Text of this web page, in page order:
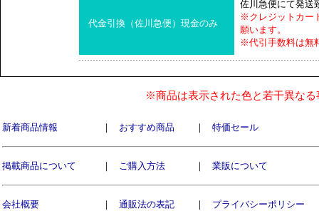
代金引換（佐川急便）現金のみ
佐川急便にて発送
※クレジットカー
願います。
※代引手数料は無
※商品は表示された色と若干異な
新着商品情報 ｜ おすすめ商品 ｜ 特価セール
掲載商品について ｜ ご購入方法 ｜ 業販について
会社概要 ｜ 通販法の表記 ｜ プライバシーポリシー